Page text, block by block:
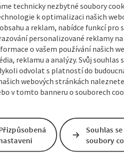
každých
Sandl
telefon
+43 664
POÚT
otevřít
Volleyballanlage
V letních
telefon
+43 7944
POÚT
technicky nezbytné soubory
k optimalizaci našich
a reklam, nabídce funkcí pro
personalizované reklamy
o vašem používání našich
reklamu a analýzy. Svůj souhlas
odvolat s platností do
webových stránkách
v tomto banneru o souborech
Souhlas
soubory